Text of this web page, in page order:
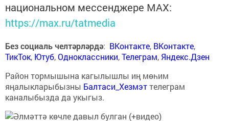
национальном мессенджере MАХ:
https://max.ru/tatmedia
Без социаль челтәрләрдә: ВКонтакте, ВКонтакте,
ТикТок, Ютуб,Одноклассники,Телеграм, Яндекс.Дзен
Район тормышына кагылышлы иң мөһим
яңалыкларыбызны Балтаси_Хезмэттелеграм
каналыбызда да укыгыз.